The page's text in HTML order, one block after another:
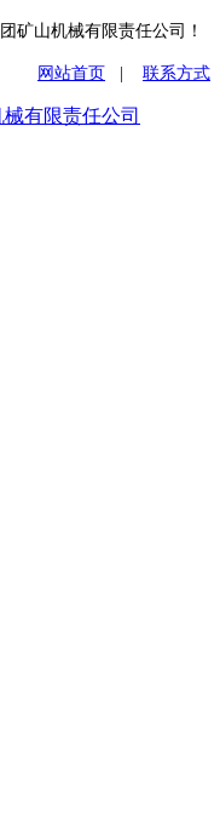
矿山机械有限责任公司！
网站首页 联系方式